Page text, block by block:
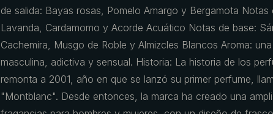
de salida: Bayas rosas, Pomelo Amargo y Bergamota Notas
Lavanda, Cardamomo y Acorde Acuático Notas de base:
Cachemira, Musgo de Roble y Almizcles Blancos Aroma:
masculina, adictiva y sensual. Historia: La historia de los
remonta a 2001, año en que se lanzó su primer perfume,
"Montblanc". Desde entonces, la marca ha creado una